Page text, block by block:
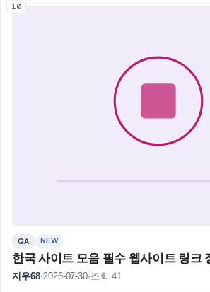
10
QA NEW
한국 사이트 모음 필수 웹사이트 링크
지우68·2026-07-30·조회 41